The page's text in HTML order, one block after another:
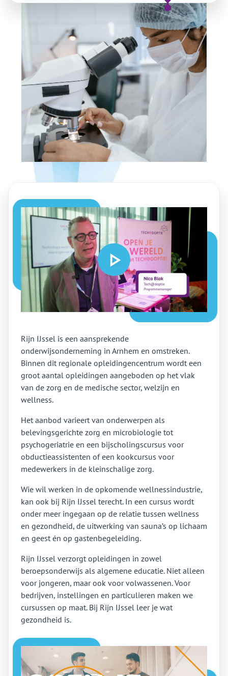
Rijn IJssel is een aansprekende
onderwijsonderneming in Arnhem en omstreken.
Binnen dit regionale opleidingencentrum wordt een
groot aantal opleidingen aangeboden op het vlak
van de zorg en de medische sector, welzijn en
wellness.
Het aanbod varieert van onderwerpen als
belevingsgerichte zorg en microbiologie tot
psychogeriatrie en een bijscholingscursus voor
obductieassistenten of een kookcursus voor
medewerkers in de kleinschalige zorg.
Wie wil werken in de opkomende wellnessindustrie,
kan ook bij Rijn IJssel terecht. In een cursus wordt
onder meer ingegaan op de relatie tussen wellness
en gezondheid, de uitwerking van sauna’s op lichaam
en geest én op gastenbegeleiding.
Rijn IJssel verzorgt opleidingen in zowel
beroepsonderwijs als algemene educatie. Niet alleen
voor jongeren, maar ook voor volwassenen. Voor
bedrijven, instellingen en particulieren maken we
cursussen op maat. Bij Rijn IJssel leer je wat
gezondheid is.